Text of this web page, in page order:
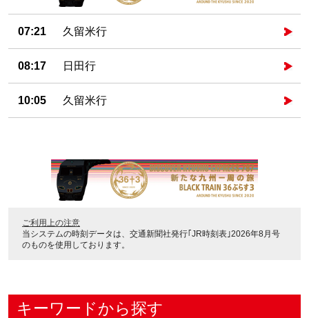
07:21 久留米行
08:17 日田行
10:05 久留米行
ご利用上の注意
当システムの時刻データは、 交通新聞社発行｢JR時刻表｣2026年8月号
のものを使用しております。
キーワードから探す